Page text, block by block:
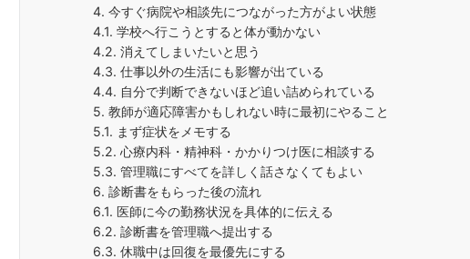
4. 今すぐ病院や相談先につながった方がよい状態
4.1. 学校へ行こうとすると体が動かない
4.2. 消えてしまいたいと思う
4.3. 仕事以外の生活にも影響が出ている
4.4. 自分で判断できないほど追い詰められている
5. 教師が適応障害かもしれない時に最初にやること
5.1. まず症状をメモする
5.2. 心療内科・精神科・かかりつけ医に相談する
5.3. 管理職にすべてを詳しく話さなくてもよい
6. 診断書をもらった後の流れ
6.1. 医師に今の勤務状況を具体的に伝える
6.2. 診断書を管理職へ提出する
6.3. 休職中は回復を最優先にする